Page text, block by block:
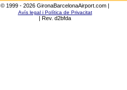
© 1999 - 2026 GironaBarcelonaAirport.com |
Avís legal i Política de Privacitat
| Rev. d2bfda